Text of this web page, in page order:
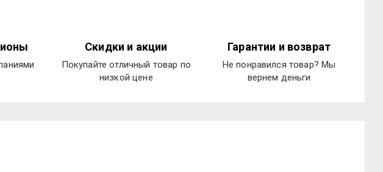
Скидки и акции
Покупайте отличный товар по
низкой цене
Гарантии и возврат
Не понравился товар? Мы
вернем деньги